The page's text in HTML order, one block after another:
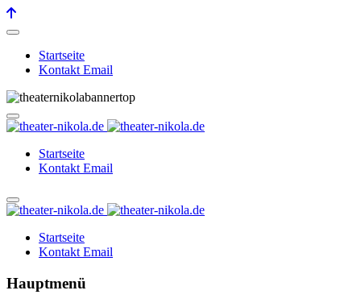
Startseite
Kontakt Email
Startseite
Kontakt Email
Startseite
Kontakt Email
Hauptmenü